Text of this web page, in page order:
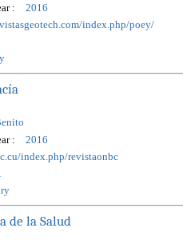
:
2016
index.php/poey/
:
2016
index.php/revistaonbc
de la Salud